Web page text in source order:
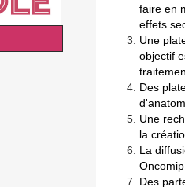
faire en
effets
Une
objectif
Des
Une
la
La
Oncomip.
Des